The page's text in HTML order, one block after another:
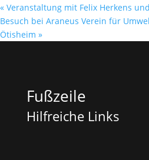
« Veranstaltung mit Felix Herkens
Besuch bei Araneus Verein für
Ötisheim »
Fußzeile
Hilfreiche Links